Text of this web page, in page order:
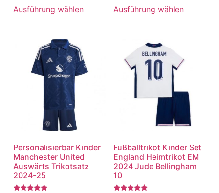
von 5
Ausführung wählen
von 5
Ausführung wählen
Personalisierbar Kinder
Manchester United
Auswärts Trikotsatz
2024-25
Fußballtrikot Kinder Set
England Heimtrikot EM
2024 Jude Bellingham
10